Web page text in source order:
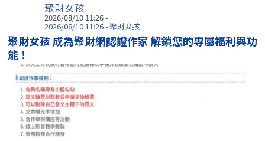
聚財女孩
2026/08/10 11:26 -
2026/08/10 11:26 - 聚財女孩
聚財女孩 成為聚財網認證作家 解鎖您的專屬福利與功
能！